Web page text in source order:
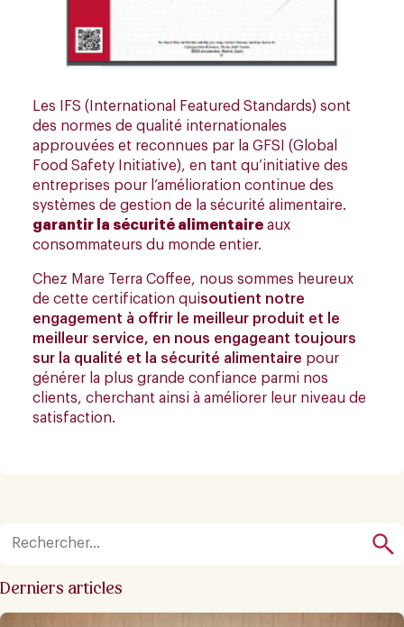
Les IFS (International Featured Standards) sont
des normes de qualité internationales
approuvées et reconnues par la GFSI (Global
Food Safety Initiative), en tant qu’initiative des
entreprises pour l’amélioration continue des
systèmes de gestion de la sécurité alimentaire.
garantir la sécurité alimentaire aux
consommateurs du monde entier.
Chez Mare Terra Coffee, nous sommes heureux
de cette certification quisoutient notre
engagement à offrir le meilleur produit et le
meilleur service, en nous engageant toujours
sur la qualité et la sécurité alimentaire pour
générer la plus grande confiance parmi nos
clients, cherchant ainsi à améliorer leur niveau de
satisfaction.
Derniers articles